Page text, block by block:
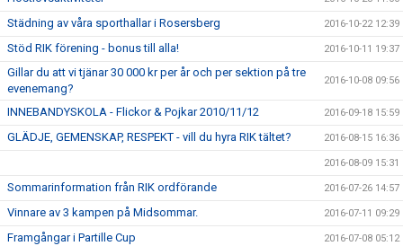
Städning av våra sporthallar i Rosersberg 2016-10-22 12:39
Stöd RIK förening - bonus till alla! 2016-10-11 19:37
Gillar du att vi tjänar 30 000 kr per år och per sektion på tre
evenemang?
2016-10-08 09:56
INNEBANDYSKOLA - Flickor & Pojkar 2010/11/12 2016-09-18 15:59
GLÄDJE, GEMENSKAP, RESPEKT - vill du hyra RIK tältet? 2016-08-15 16:36
2016-08-09 15:31
Sommarinformation från RIK ordförande 2016-07-26 14:57
Vinnare av 3 kampen på Midsommar. 2016-07-11 09:29
Framgångar i Partille Cup 2016-07-08 05:12